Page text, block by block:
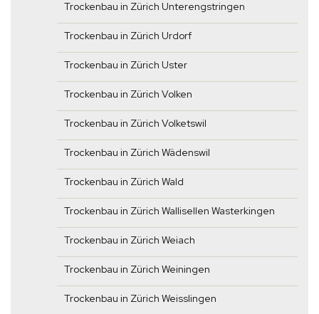
Trockenbau in Zürich Unterengstringen
Trockenbau in Zürich Urdorf
Trockenbau in Zürich Uster
Trockenbau in Zürich Volken
Trockenbau in Zürich Volketswil
Trockenbau in Zürich Wädenswil
Trockenbau in Zürich Wald
Trockenbau in Zürich Wallisellen Wasterkingen
Trockenbau in Zürich Weiach
Trockenbau in Zürich Weiningen
Trockenbau in Zürich Weisslingen